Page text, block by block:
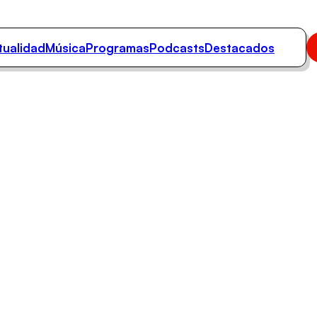
MúsicaProgramasPodcastsDestacados